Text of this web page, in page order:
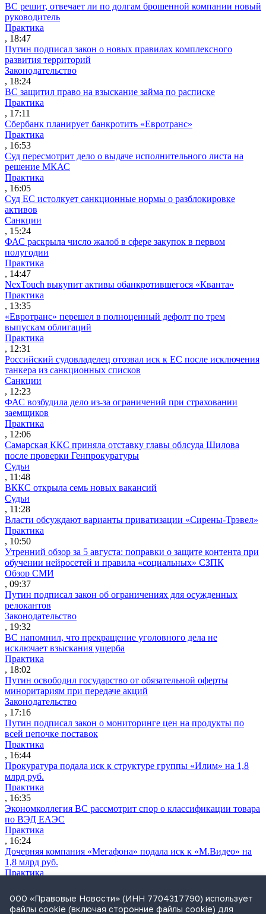
ВС решит, отвечает ли по долгам брошенной компании новый
руководитель
Практика
, 18:47
Путин подписал закон о новых правилах комплексного
развития территорий
Законодательство
, 18:24
ВС защитил право на взыскание займа по расписке
Практика
, 17:11
Сбербанк планирует банкротить «Евротранс»
Практика
, 16:53
Суд пересмотрит дело о выдаче исполнительного листа на
решение МКАС
Практика
, 16:05
Суд ЕС истолкует санкционные нормы о разблокировке
активов
Санкции
, 15:24
ФАС раскрыла число жалоб в сфере закупок в первом
полугодии
Практика
, 14:47
NexTouch выкупит активы обанкротившегося «Кванта»
Практика
, 13:35
«Евротранс» перешел в полноценный дефолт по трем
выпускам облигаций
Практика
, 12:31
Российский судовладелец отозвал иск к ЕС после исключения
танкера из санкционных списков
Санкции
, 12:23
ФАС возбудила дело из-за ограничений при страховании
заемщиков
Практика
, 12:06
Самарская ККС приняла отставку главы облсуда Шилова
после проверки Генпрокуратуры
Судьи
, 11:48
ВККС открыла семь новых вакансий
Судьи
, 11:28
Власти обсуждают варианты приватизации «Сирены-Трэвел»
Практика
, 10:50
Утренний обзор за 5 августа: поправки о защите контента при
обучении нейросетей и правила «социальных» СЗПК
Обзор СМИ
, 09:37
Путин подписал закон об ограничениях для осужденных
релокантов
Законодательство
, 19:32
ВС напомнил, что прекращение уголовного дела не
исключает взыскания ущерба
Практика
, 18:02
Путин освободил государство от обязательной оферты
миноритариям при передаче акций
Законодательство
, 17:16
Путин подписал закон о мониторинге цен на продукты по
всей цепочке поставок
Практика
, 16:44
Прокуратура подала иск к структуре группы «Илим» на 1,8
млрд руб.
Практика
, 16:35
Экономколлегия ВС рассмотрит спор о классификации товара
по ВЭД ЕАЭС
Практика
, 16:24
Дочерняя компания «Мегафона» подала иск к «М.Видео» на
1,8 млрд руб.
Практика
СИП проверит отмену патента на систему управления
устройствами после возражений «Яндекса»
ООО «Правовые Новости» (ИНН 7704317790) использует
файлы cookie (включая сторонние файлы cookie) для